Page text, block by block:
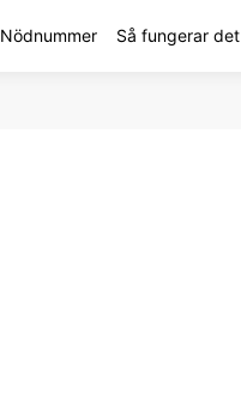
Nödnummer Så fungerar det